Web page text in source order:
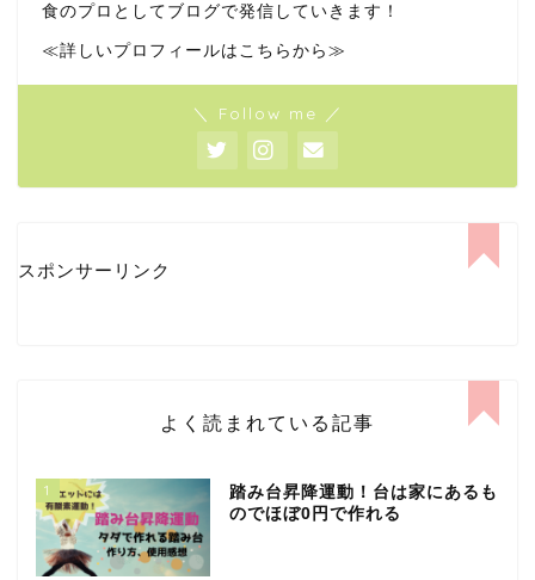
食のプロとしてブログで発信していきます！
≪詳しいプロフィールはこちらから≫
＼ Follow me ／
スポンサーリンク
よく読まれている記事
1
踏み台昇降運動！台は家にあるも
のでほぼ0円で作れる